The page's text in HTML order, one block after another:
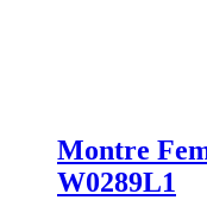
Montre
W0289L1